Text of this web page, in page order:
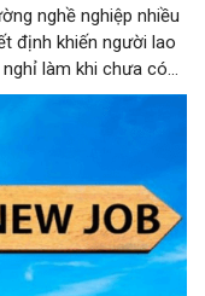
nghề nghiệp nhiều
định khiến người lao
làm khi chưa có
rời công ty cũ
thể ảnh hưởng lâu dài